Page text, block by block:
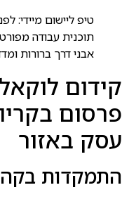
טיפ ליישום מיידי:
תוכנית עבודה
אבני דרך ברורות
קידום
פרסום
עסק באזור
התמקדות